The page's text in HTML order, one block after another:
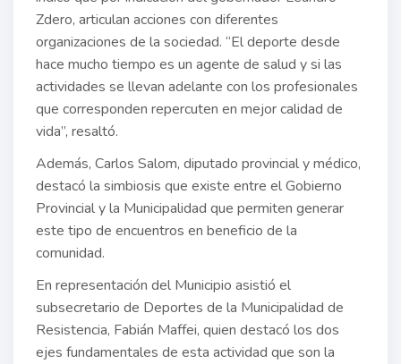
Zdero, articulan acciones con diferentes
organizaciones de la sociedad. “El deporte desde
hace mucho tiempo es un agente de salud y si las
actividades se llevan adelante con los profesionales
que corresponden repercuten en mejor calidad de
vida”, resaltó.
Además, Carlos Salom, diputado provincial y médico,
destacó la simbiosis que existe entre el Gobierno
Provincial y la Municipalidad que permiten generar
este tipo de encuentros en beneficio de la
comunidad.
En representación del Municipio asistió el
subsecretario de Deportes de la Municipalidad de
Resistencia, Fabián Maffei, quien destacó los dos
ejes fundamentales de esta actividad que son la